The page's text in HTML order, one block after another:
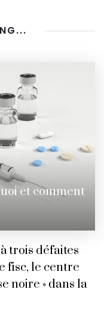
et comment
trois défaites
fisc, le centre
noire » dans la